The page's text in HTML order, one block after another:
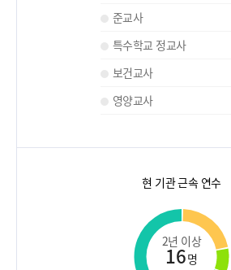
준교사
특수학교 정교사
보건교사
영양교사
현 기관 근속 연수
2년 이상
16명